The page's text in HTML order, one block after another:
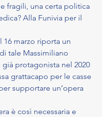
fragili, una certa politica
Alla Funivia per il
16 marzo riporta un
tale Massimiliano
già protagonista nel 2020
grattacapo per le casse
supportare un’opera
è così necessaria e